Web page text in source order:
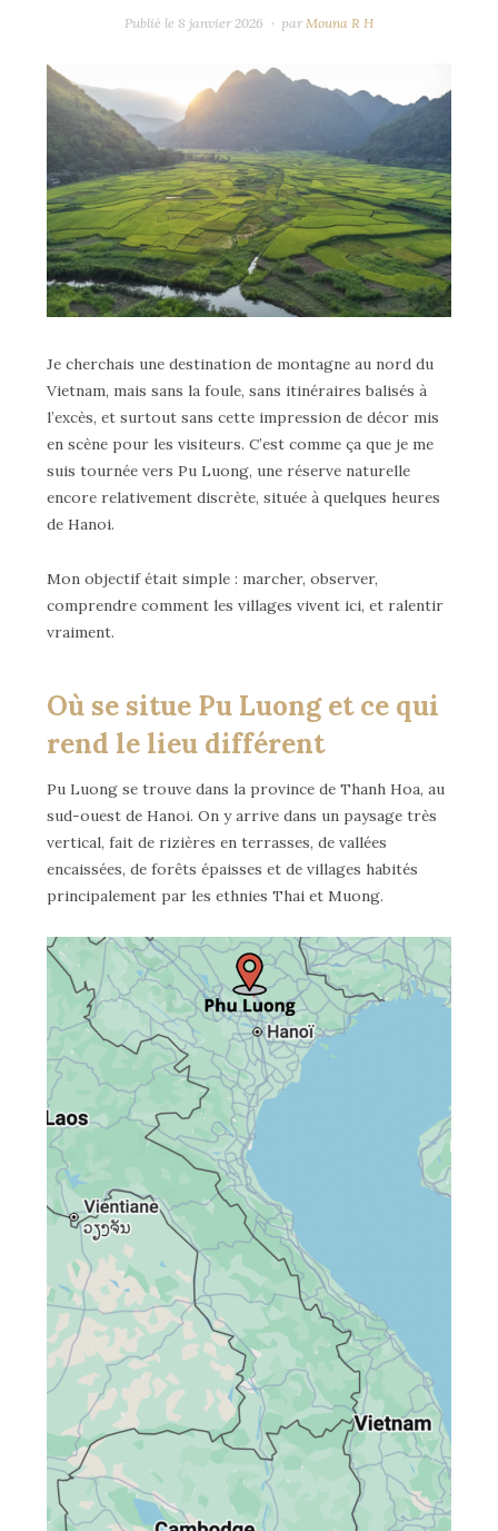
Publié le 8 janvier 2026 par Mouna R H
Je cherchais une destination de montagne au nord du
Vietnam, mais sans la foule, sans itinéraires balisés à
l’excès, et surtout sans cette impression de décor mis
en scène pour les visiteurs. C’est comme ça que je me
suis tournée vers Pu Luong, une réserve naturelle
encore relativement discrète, située à quelques heures
de Hanoi.
Mon objectif était simple : marcher, observer,
comprendre comment les villages vivent ici, et ralentir
vraiment.
Où se situe Pu Luong et ce qui
rend le lieu différent
Pu Luong se trouve dans la province de Thanh Hoa, au
sud-ouest de Hanoi. On y arrive dans un paysage très
vertical, fait de rizières en terrasses, de vallées
encaissées, de forêts épaisses et de villages habités
principalement par les ethnies Thai et Muong.